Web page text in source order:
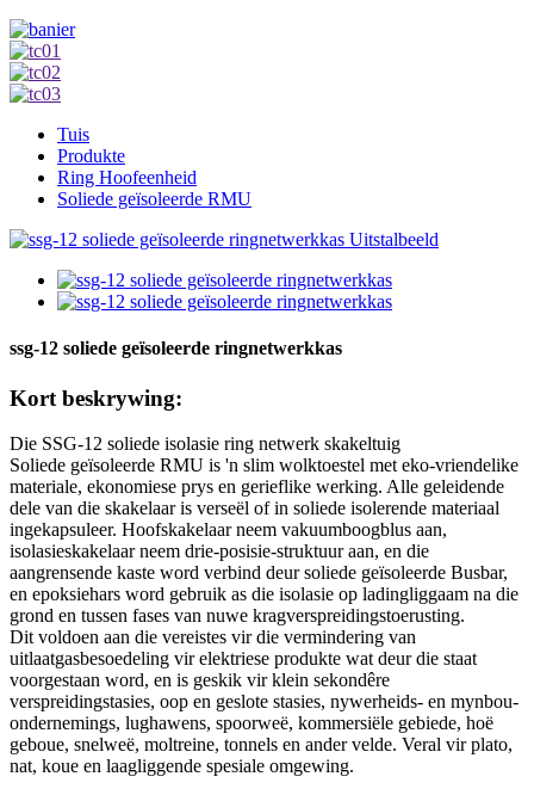
Tuis
Produkte
Ring Hoofeenheid
Soliede geïsoleerde RMU
ssg-12 soliede geïsoleerde ringnetwerkkas
Kort beskrywing:
Die SSG-12 soliede isolasie ring netwerk skakeltuig
Soliede geïsoleerde RMU is 'n slim wolktoestel met eko-vriendelike
materiale, ekonomiese prys en gerieflike werking. Alle geleidende
dele van die skakelaar is verseël of in soliede isolerende materiaal
ingekapsuleer. Hoofskakelaar neem vakuumboogblus aan,
isolasieskakelaar neem drie-posisie-struktuur aan, en die
aangrensende kaste word verbind deur soliede geïsoleerde Busbar,
en epoksiehars word gebruik as die isolasie op ladingliggaam na die
grond en tussen fases van nuwe kragverspreidingstoerusting.
Dit voldoen aan die vereistes vir die vermindering van
uitlaatgasbesoedeling vir elektriese produkte wat deur die staat
voorgestaan ​​word, en is geskik vir klein sekondêre
verspreidingstasies, oop en geslote stasies, nywerheids- en mynbou-
ondernemings, lughawens, spoorweë, kommersiële gebiede, hoë
geboue, snelweë, moltreine, tonnels en ander velde. Veral vir plato,
nat, koue en laagliggende spesiale omgewing.